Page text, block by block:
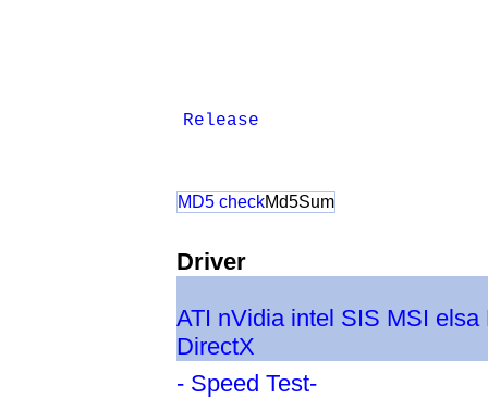
Release
MD5 checkMd5Sum
Driver
ATI nVidia intel SIS MSI elsa
DirectX
- Speed Test-